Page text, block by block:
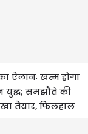
ऐलानः खत्म होगा
युद्ध; समझौते की
तैयार, फिलहाल